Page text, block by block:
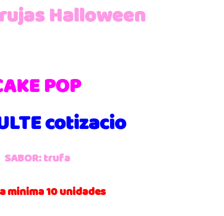
Halloween
POP
cotizacio
SABOR: trufa
minima 10 unidades